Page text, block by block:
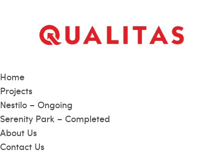
Home
Projects
Nestilo – Ongoing
Serenity Park – Completed
About Us
Contact Us